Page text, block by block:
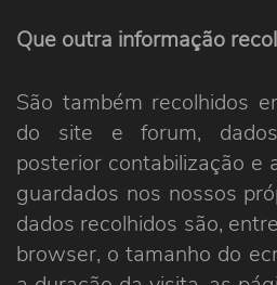
Que outra informação
São também recolhidos
do site e forum,
posterior contabilização e
guardados nos nossos
dados recolhidos são,
browser, o tamanho do